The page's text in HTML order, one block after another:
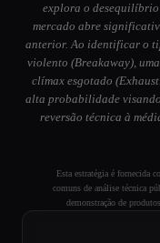
explora o
mercado abre
anterior. Ao identificar o
violento (Breakaway),
clímax esgotado
alta probabilidade
reversão técnica à
Esta estratégia é fornecida
comuns de análise técnica
demonstração de